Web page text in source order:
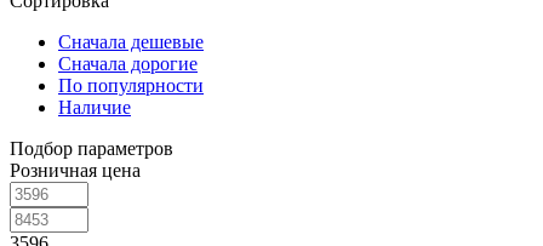
Сначала дешевые
Сначала дорогие
По популярности
Наличие
Подбор параметров
Розничная цена